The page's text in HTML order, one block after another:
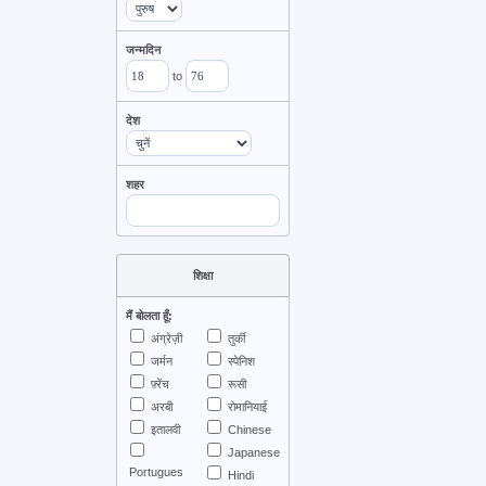
जन्मदिन
to
देश
शहर
शिक्षा
मैं बोलता हूँ:
अंग्रेज़ी
तुर्की
जर्मन
स्पेनिश
फ़्रेंच
रूसी
अरबी
रोमानियाई
इतालवी
Chinese
Portugues
Japanese
Hindi